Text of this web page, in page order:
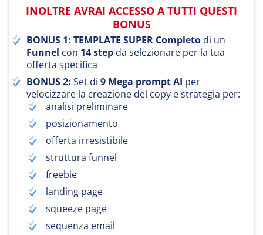
INOLTRE AVRAI ACCESSO A TUTTI QUESTI
BONUS
BONUS 1: TEMPLATE SUPER Completo di un
Funnel con 14 step da selezionare per la tua
offerta specifica
BONUS 2: Set di 9 Mega prompt AI per
velocizzare la creazione del copy e strategia per:
analisi preliminare
posizionamento
offerta irresistibile
struttura funnel
freebie
landing page
squeeze page
sequenza email